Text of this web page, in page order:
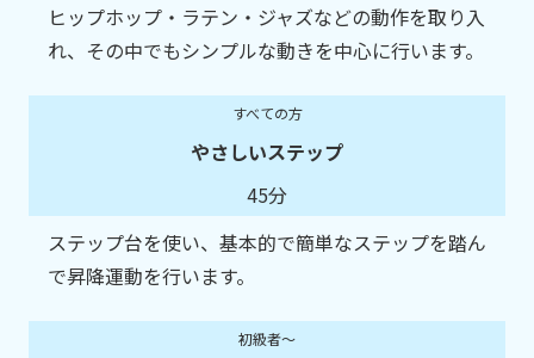
ヒップホップ・ラテン・ジャズなどの動作を取り入
れ、その中でもシンプルな動きを中心に行います。
すべての方
やさしいステップ
45分
ステップ台を使い、基本的で簡単なステップを踏ん
で昇降運動を行います。
初級者～